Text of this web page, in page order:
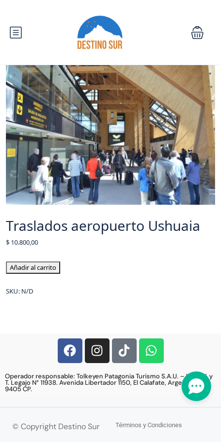
Traslados aeropuerto Ushuaia
$ 10.800,00
Añadir al carrito
SKU: N/D
Operador responsable: Tolkeyen Patagonia Turismo S.A.U. – Lic. E.V. y
T. Legajo N° 11938. Avenida Libertador 1150, El Calafate, Argentina,
9405 CP.
© Copyright Destino Sur Términos y Condiciones